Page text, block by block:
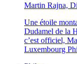
Martin Rajna,
Une étoile
Dudamel de la
c’est officiel,
Luxembourg